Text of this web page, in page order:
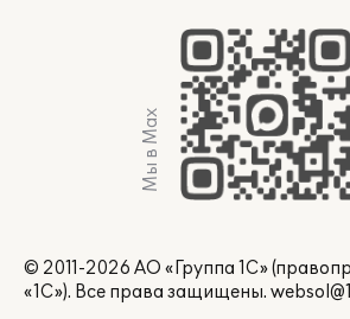
Мы в Max
© 2011-2026 АО «Группа 1С»
«1С»). Все права защищены.